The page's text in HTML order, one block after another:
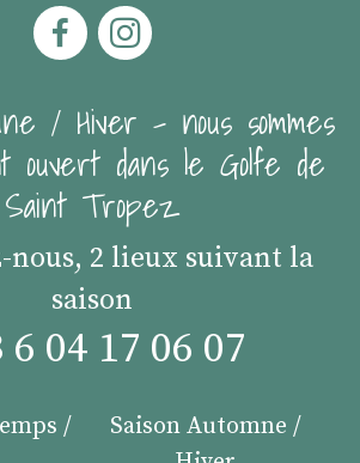
/ Hiver - nous sommes
ouvert dans le Golfe de
Saint Tropez
nous, 2 lieux suivant la
saison
6 04 17 06 07
/
Saison Automne /